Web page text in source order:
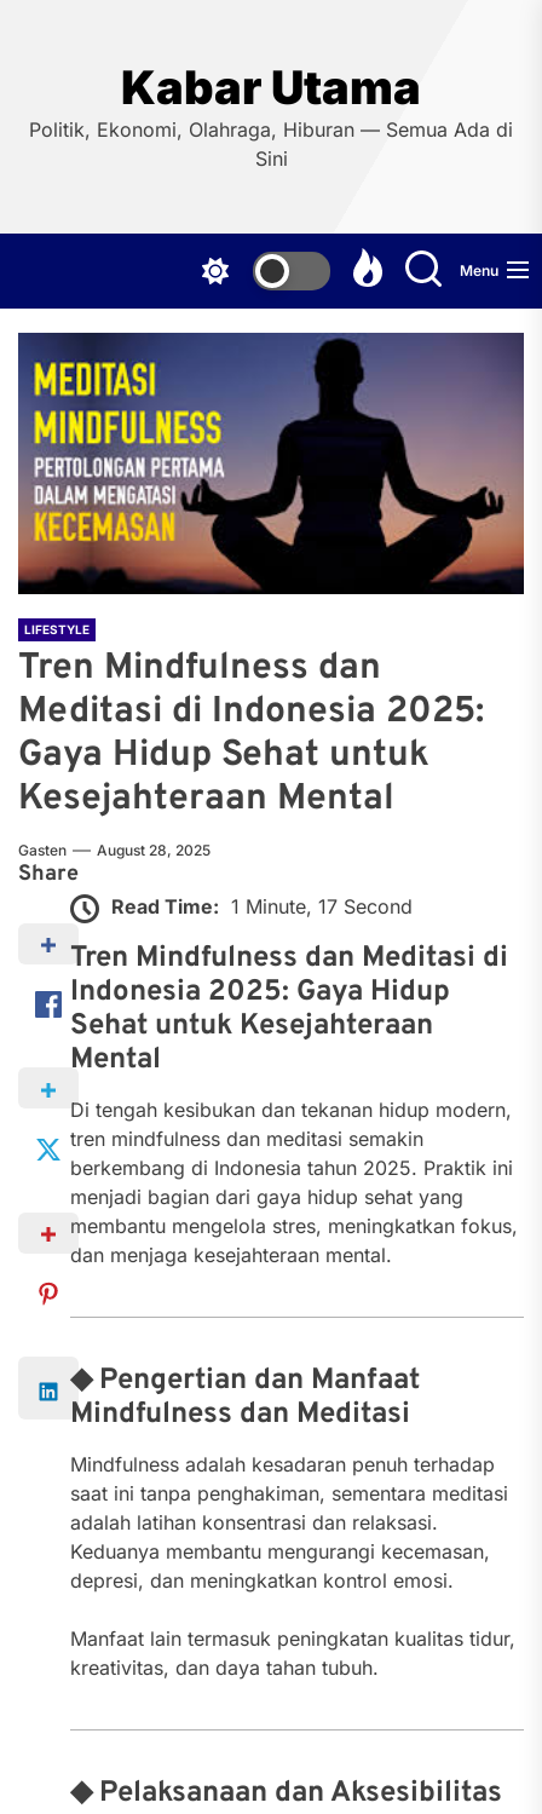
Kabar Utama
Politik, Ekonomi, Olahraga, Hiburan — Semua Ada di
Sini
Menu
LIFESTYLE
Tren Mindfulness dan
Meditasi di Indonesia 2025:
Gaya Hidup Sehat untuk
Kesejahteraan Mental
Gasten August 28, 2025
Share
Read Time: 1 Minute, 17 Second
Tren Mindfulness dan Meditasi di
Indonesia 2025: Gaya Hidup
Sehat untuk Kesejahteraan
Mental
Di tengah kesibukan dan tekanan hidup modern,
tren mindfulness dan meditasi semakin
berkembang di Indonesia tahun 2025. Praktik ini
menjadi bagian dari gaya hidup sehat yang
membantu mengelola stres, meningkatkan fokus,
dan menjaga kesejahteraan mental.
◆ Pengertian dan Manfaat
Mindfulness dan Meditasi
Mindfulness adalah kesadaran penuh terhadap
saat ini tanpa penghakiman, sementara meditasi
adalah latihan konsentrasi dan relaksasi.
Keduanya membantu mengurangi kecemasan,
depresi, dan meningkatkan kontrol emosi.
Manfaat lain termasuk peningkatan kualitas tidur,
kreativitas, dan daya tahan tubuh.
◆ Pelaksanaan dan Aksesibilitas